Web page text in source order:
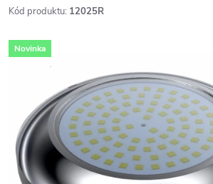
Kód produktu: 12025R
Novinka